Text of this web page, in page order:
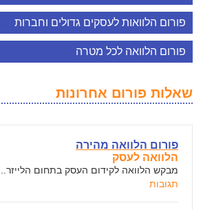
פורום הלוואות לעסקים גדולים וחברות
פורום הלוואה לכל מטרה
שאלות פורום אחרונות
פורום הלוואה מהירה
הלוואה לעסק
מבקש הלוואה לקידום העסק בתחום הלייזר...
תגובות